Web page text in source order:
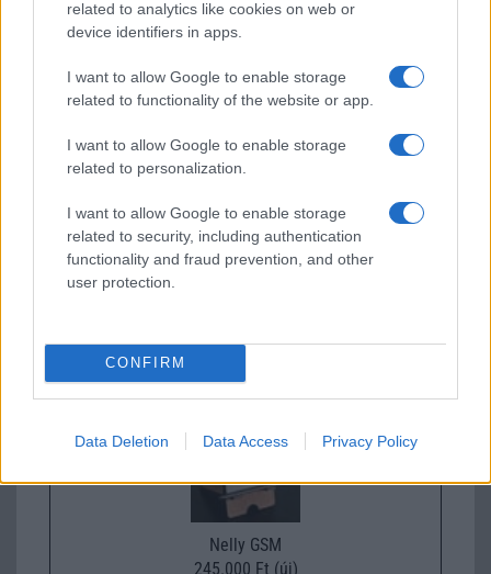
related to analytics like cookies on web or
device identifiers in apps.
I want to allow Google to enable storage
related to functionality of the website or app.
I want to allow Google to enable storage
related to personalization.
I want to allow Google to enable storage
related to security, including authentication
functionality and fraud prevention, and other
user protection.
CONFIRM
Data Deletion Data Access Privacy Policy
Samsung Galaxy S25
Euro Gsm
Nelly GSM
245.000 Ft (új)